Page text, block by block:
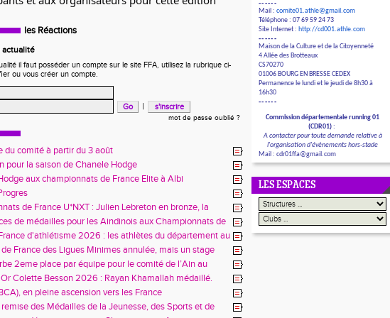
les Réactions
actualité
il faut posséder un compte sur le site FFA, utilisez la rubrique ci-
ou vous créer un compte.
|
mot de passe oublié ?
du comité à partir du 3 août
pour la saison de Chanele Hodge
aux championnats de France Elite à Albi
de France U*NXT : Julien Lebreton en bronze, la
confirme son talent
de médailles pour les Aindinois aux Championnats de
à Charléty
d'athlétisme 2026 : les athlètes du département au
à Blois
France des Ligues Minimes annulée, mais un stage
2eme place par équipe pour le comité de l’Ain au
Alpes à Belley
Colette Besson 2026 : Rayan Khamallah médaillé.
en pleine ascension vers les France
des Médailles de la Jeunesse, des Sports et de
------
Mail : comite01.athle@gmail.com
Téléphone : 07 69 59 24 73
Site Internet : http://cd001.athle.com
------
Maison de la Culture et de la Citoyenneté
4 Allée des Brotteaux
CS70270
01006 BOURG EN BRESSE CEDEX
Permanence le lundi et le jeudi de 8h30 à
16h30
------
Commission départementale running 01
(CDR01):
A contacter pour toute demande relative à
l'organisation d'évènements hors-stade
Mail : cdr01ffa@gmail.com
LES ESPACES